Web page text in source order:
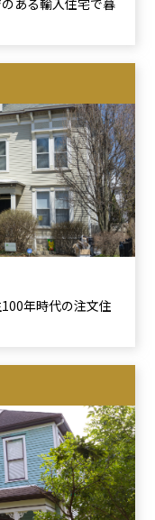
年時代の注文住